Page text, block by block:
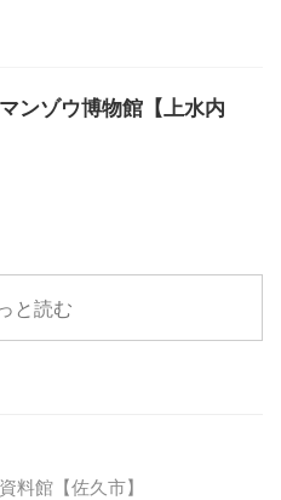
ンゾウ博物館【上水内
と読む
料館【佐久市】